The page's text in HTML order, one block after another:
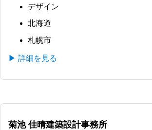
デザイン
北海道
札幌市
▶ 詳細を見る
菊池 佳晴建築設計事務所